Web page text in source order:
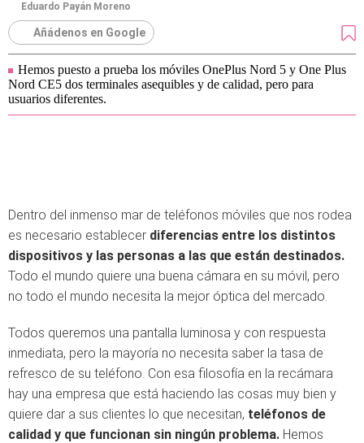
Eduardo Payán Moreno
Añádenos en Google
Hemos puesto a prueba los móviles OnePlus Nord 5 y One Plus
Nord CE5 dos terminales asequibles y de calidad, pero para
usuarios diferentes.
Dentro del inmenso mar de teléfonos móviles que nos rodea
es necesario establecer diferencias entre los distintos
dispositivos y las personas a las que están destinados.
Todo el mundo quiere una buena cámara en su móvil, pero
no todo el mundo necesita la mejor óptica del mercado.
Todos queremos una pantalla luminosa y con respuesta
inmediata, pero la mayoría no necesita saber la tasa de
refresco de su teléfono. Con esa filosofía en la recámara
hay una empresa que está haciendo las cosas muy bien y
quiere dar a sus clientes lo que necesitan, teléfonos de
calidad y que funcionan sin ningún problema. Hemos